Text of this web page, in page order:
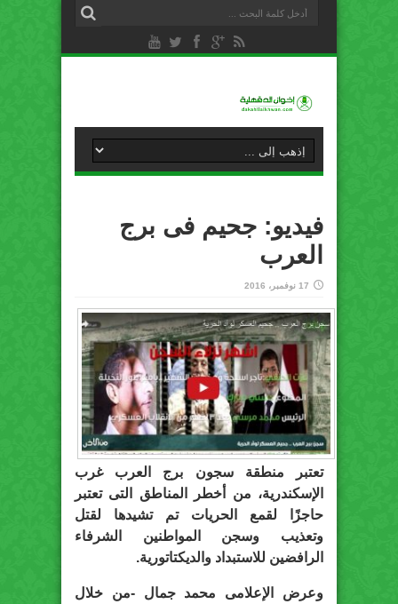
فيديو: جحيم فى برج
العرب
17 نوفمبر، 2016
تعتبر منطقة سجون برج العرب غرب
الإسكندرية، من أخطر المناطق التى تعتبر
حاجزًا لقمع الحريات تم تشيدها لقتل
وتعذيب وسجن المواطنين الشرفاء
الرافضين للاستبداد والديكتاتورية.
وعرض الإعلامى محمد جمال -من خلال